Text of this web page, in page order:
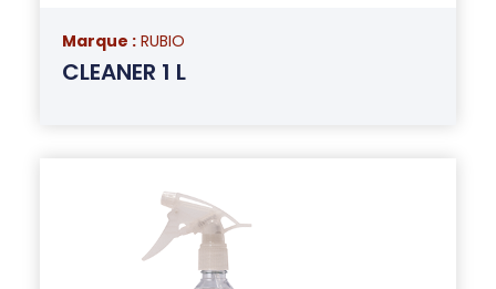
Marque : RUBIO
CLEANER 1 L